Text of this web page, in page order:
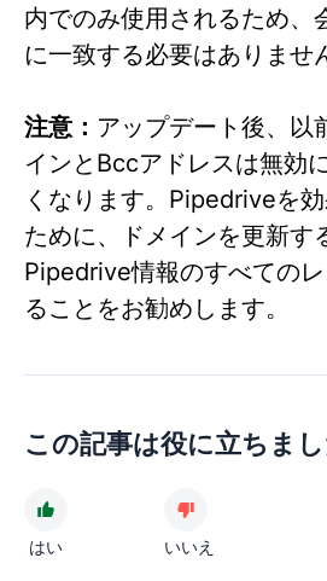
内でのみ使用されるため、
に一致する必要はありませ
注意： アップデート後、以
インとBccアドレスは無効
くなります。Pipedriveを
ために、ドメインを更新す
Pipedrive情報のすべての
ることをお勧めします。
この記事は役に立ちま
はい いいえ